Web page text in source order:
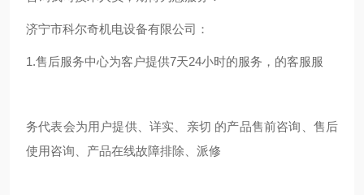
济宁市科尔奇机电设备有限公司：
1.售后服务中心为客户提供7天24小时的服务，的客服服
务代表会为用户提供、详实、亲切 的产品售前咨询、售后
使用咨询、产品在线故障排除、派修